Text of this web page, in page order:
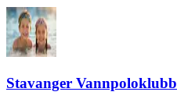
Stavanger Vannpoloklubb